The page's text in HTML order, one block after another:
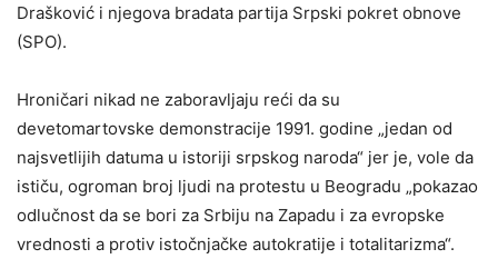
Drašković i njegova bradata partija Srpski pokret obnove
(SPO).
Hroničari nikad ne zaboravljaju reći da su
devetomartovske demonstracije 1991. godine „jedan od
najsvetlijih datuma u istoriji srpskog naroda“ jer je, vole da
ističu, ogroman broj ljudi na protestu u Beogradu „pokazao
odlučnost da se bori za Srbiju na Zapadu i za evropske
vrednosti a protiv istočnjačke autokratije i totalitarizma“.